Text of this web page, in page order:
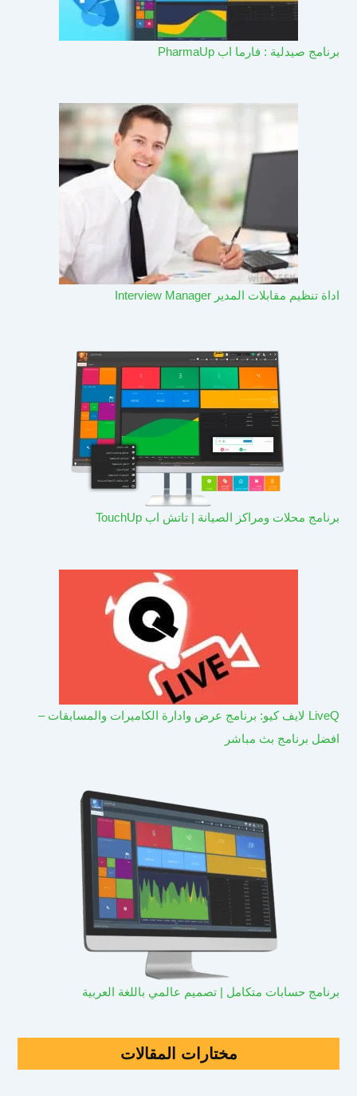
برنامج صيدلية : فارما اب PharmaUp​
اداة تنظيم مقابلات المدير Interview Manager
برنامج محلات ومراكز الصيانة | تاتش اب TouchUp
LiveQ لايف كيو: برنامج عرض وادارة الكاميرات والمسابقات –
افضل برنامج بث مباشر
برنامج حسابات متكامل | تصميم عالمي باللغة العربية
مختارات المقالات